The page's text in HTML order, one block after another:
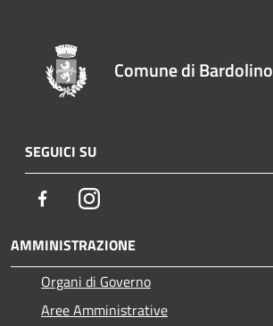
Comune di Bardolino
SEGUICI SU
FacebookInstagram
AMMINISTRAZIONE
Organi di Governo
Aree Amministrative